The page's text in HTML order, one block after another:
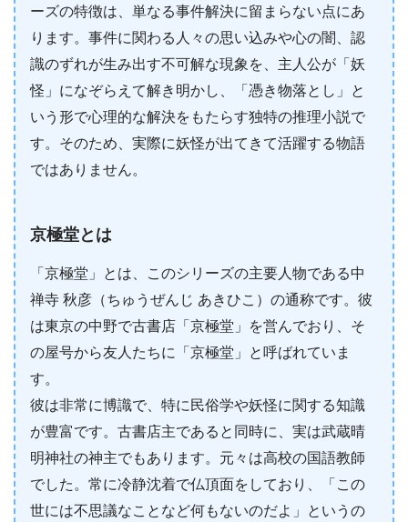
ーズの特徴は、単なる事件解決に留まらない点にあ
ります。事件に関わる人々の思い込みや心の闇、認
識のずれが生み出す不可解な現象を、主人公が「妖
怪」になぞらえて解き明かし、「憑き物落とし」と
いう形で心理的な解決をもたらす独特の推理小説で
す。そのため、実際に妖怪が出てきて活躍する物語
ではありません。
京極堂とは
「京極堂」とは、このシリーズの主要人物である中
禅寺 秋彦（ちゅうぜんじ あきひこ）の通称です。彼
は東京の中野で古書店「京極堂」を営んでおり、そ
の屋号から友人たちに「京極堂」と呼ばれていま
す。
彼は非常に博識で、特に民俗学や妖怪に関する知識
が豊富です。古書店主であると同時に、実は武蔵晴
明神社の神主でもあります。元々は高校の国語教師
でした。常に冷静沈着で仏頂面をしており、「この
世には不思議なことなど何もないのだよ」というの